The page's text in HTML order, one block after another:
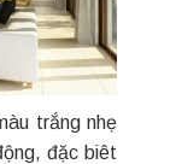
trắng nhẹ
đặc biêt